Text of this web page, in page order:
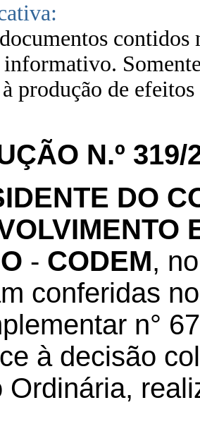
contidos
informativo.
à produção de
N.º 319/
DO
- CODEM,
conferidas
n°
à decisão
Ordinária,